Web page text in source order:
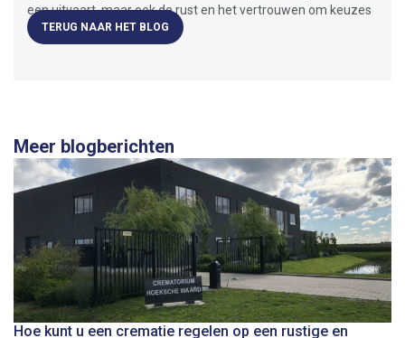
een uitvaart, maar ook de rust en het vertrouwen om keuzes
te maken die goed voelen.
TERUG NAAR HET BLOG
Meer blogberichten
Hoe kunt u een crematie regelen op een rustige en